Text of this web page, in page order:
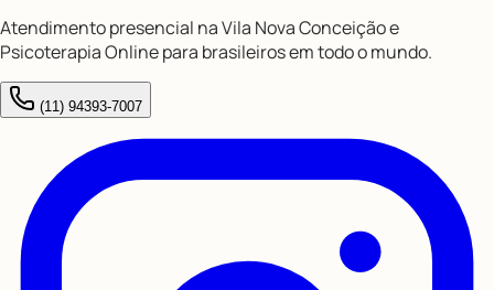
Atendimento presencial na Vila Nova Conceição e
Psicoterapia Online para brasileiros em todo o mundo.
(11) 94393-7007